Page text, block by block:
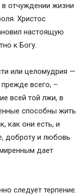
в отчуждении жизни
Христос
настоящую
к Богу.
или целомудрия —
всего, –
всей той лжи, в
способны жить
как они есть, и
доброту и любовь
дает
следует терпение.